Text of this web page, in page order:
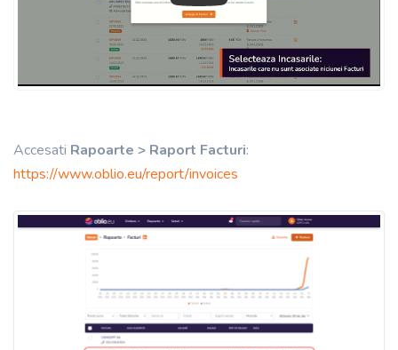
Accesati Rapoarte > Raport Facturi:
https://www.oblio.eu/report/invoices